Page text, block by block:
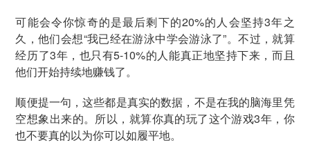
可能会令你惊奇的是最后剩下的20%的人会坚持3年之
久，他们会想“我已经在游泳中学会游泳了”。不过，就算
经历了3年，也只有5-10%的人能真正地坚持下来，而且
他们开始持续地赚钱了。
顺便提一句，这些都是真实的数据，不是在我的脑海里凭
空想象出来的。所以，就算你真的玩了这个游戏3年，你
也不要真的以为你可以如履平地。